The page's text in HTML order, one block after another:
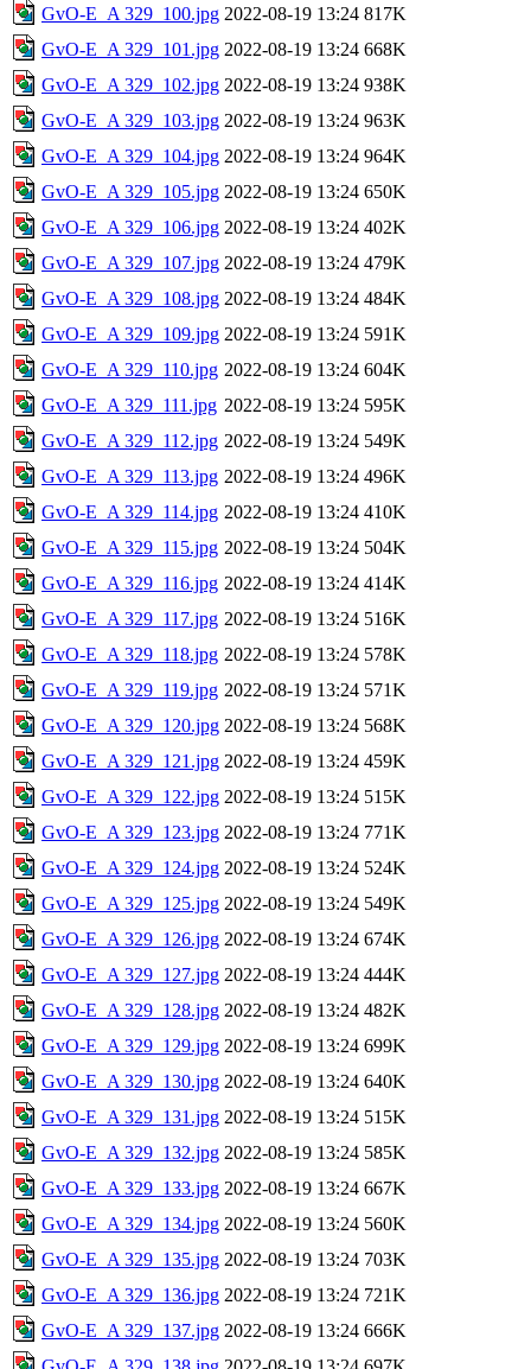
GvO-E_A 329_100.jpg 2022-08-19 13:24 817K
GvO-E_A 329_101.jpg 2022-08-19 13:24 668K
GvO-E_A 329_102.jpg 2022-08-19 13:24 938K
GvO-E_A 329_103.jpg 2022-08-19 13:24 963K
GvO-E_A 329_104.jpg 2022-08-19 13:24 964K
GvO-E_A 329_105.jpg 2022-08-19 13:24 650K
GvO-E_A 329_106.jpg 2022-08-19 13:24 402K
GvO-E_A 329_107.jpg 2022-08-19 13:24 479K
GvO-E_A 329_108.jpg 2022-08-19 13:24 484K
GvO-E_A 329_109.jpg 2022-08-19 13:24 591K
GvO-E_A 329_110.jpg 2022-08-19 13:24 604K
GvO-E_A 329_111.jpg 2022-08-19 13:24 595K
GvO-E_A 329_112.jpg 2022-08-19 13:24 549K
GvO-E_A 329_113.jpg 2022-08-19 13:24 496K
GvO-E_A 329_114.jpg 2022-08-19 13:24 410K
GvO-E_A 329_115.jpg 2022-08-19 13:24 504K
GvO-E_A 329_116.jpg 2022-08-19 13:24 414K
GvO-E_A 329_117.jpg 2022-08-19 13:24 516K
GvO-E_A 329_118.jpg 2022-08-19 13:24 578K
GvO-E_A 329_119.jpg 2022-08-19 13:24 571K
GvO-E_A 329_120.jpg 2022-08-19 13:24 568K
GvO-E_A 329_121.jpg 2022-08-19 13:24 459K
GvO-E_A 329_122.jpg 2022-08-19 13:24 515K
GvO-E_A 329_123.jpg 2022-08-19 13:24 771K
GvO-E_A 329_124.jpg 2022-08-19 13:24 524K
GvO-E_A 329_125.jpg 2022-08-19 13:24 549K
GvO-E_A 329_126.jpg 2022-08-19 13:24 674K
GvO-E_A 329_127.jpg 2022-08-19 13:24 444K
GvO-E_A 329_128.jpg 2022-08-19 13:24 482K
GvO-E_A 329_129.jpg 2022-08-19 13:24 699K
GvO-E_A 329_130.jpg 2022-08-19 13:24 640K
GvO-E_A 329_131.jpg 2022-08-19 13:24 515K
GvO-E_A 329_132.jpg 2022-08-19 13:24 585K
GvO-E_A 329_133.jpg 2022-08-19 13:24 667K
GvO-E_A 329_134.jpg 2022-08-19 13:24 560K
GvO-E_A 329_135.jpg 2022-08-19 13:24 703K
GvO-E_A 329_136.jpg 2022-08-19 13:24 721K
GvO-E_A 329_137.jpg 2022-08-19 13:24 666K